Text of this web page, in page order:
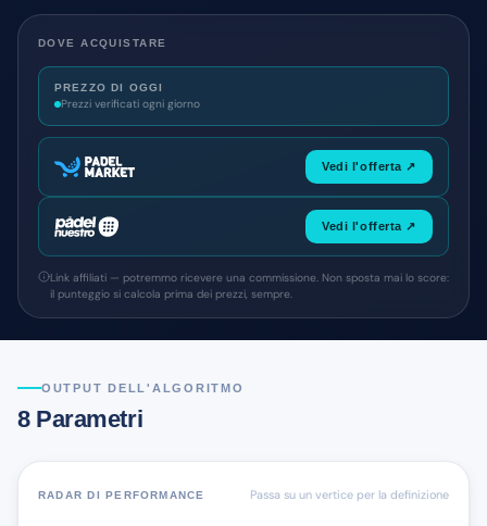
DOVE ACQUISTARE
PREZZO DI OGGI
Prezzi verificati ogni giorno
Vedi l'offerta ↗
Vedi l'offerta ↗
Link affiliati — potremmo ricevere una commissione. Non sposta mai lo score:
il punteggio si calcola prima dei prezzi, sempre.
OUTPUT DELL'ALGORITMO
8 Parametri
RADAR DI PERFORMANCE Passa su un vertice per la definizione